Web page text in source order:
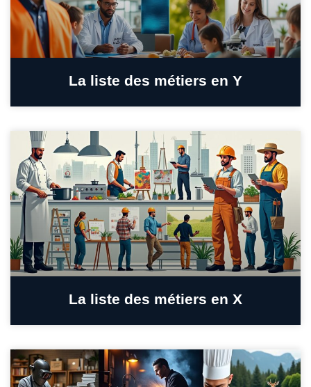
La liste des métiers en Y
La liste des métiers en X